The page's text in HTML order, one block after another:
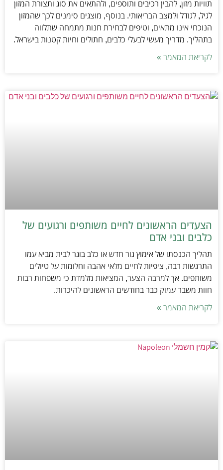
תוויות מזון, להבין רכיבים ותוספים, ולהתאים את סוג ותצורת המזון
לגיל, לגודל ולמצב הבריאותי. בנוסף, מוצגים סימנים לכך שהמזון
הנוכחי אינו מתאים, וטיפים לבחירת חנות מתמחה שתלווה
בתהליך. מדריך מעשי לבעלי כלבים, חתולים וחיות קטנות בישראל.
לקריאת המאמר »
הצעדים הראשונים לחיים משותפים ורגועים של
כלבים ובני אדם
תהליך הכנסתו של אימוץ גור חדש או כלב בוגר לבית מביא עמו
התרגשות רבה, ציפיות לחיים מלאי אהבה וחלומות על טיולים
משותפים. אך למרבה הצער, המציאות מלמדת כי משפחות רבות
חוות משבר עמוק כבר בחודשים הראשונים להיכרות.
לקריאת המאמר »